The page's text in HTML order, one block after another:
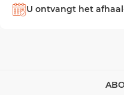
U ontvangt het